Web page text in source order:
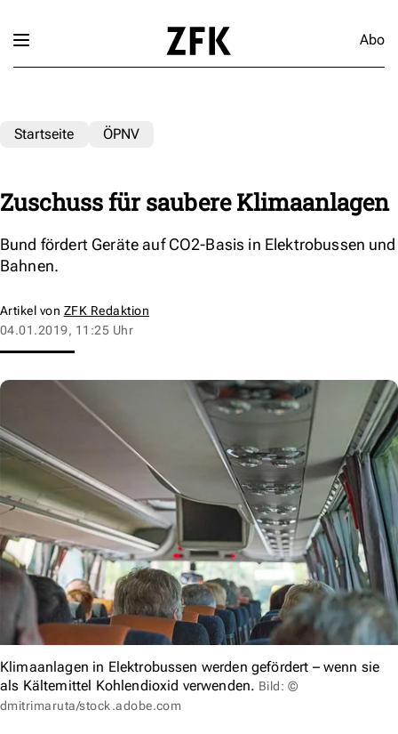
Abo
Startseite ÖPNV
Zuschuss für saubere Klimaanlagen
Bund fördert Geräte auf CO2-Basis in Elektrobussen und
Bahnen.
Artikel von ZFK Redaktion
04.01.2019, 11:25 Uhr
Klimaanlagen in Elektrobussen werden gefördert – wenn sie
als Kältemittel Kohlendioxid verwenden. Bild: ©
dmitrimaruta/stock.adobe.com